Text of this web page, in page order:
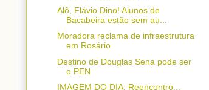
Alô, Flávio Dino! Alunos de
Bacabeira estão sem au...
Moradora reclama de infraestrutura
em Rosário
Destino de Douglas Sena pode ser
o PEN
IMAGEM DO DIA: Reencontro...